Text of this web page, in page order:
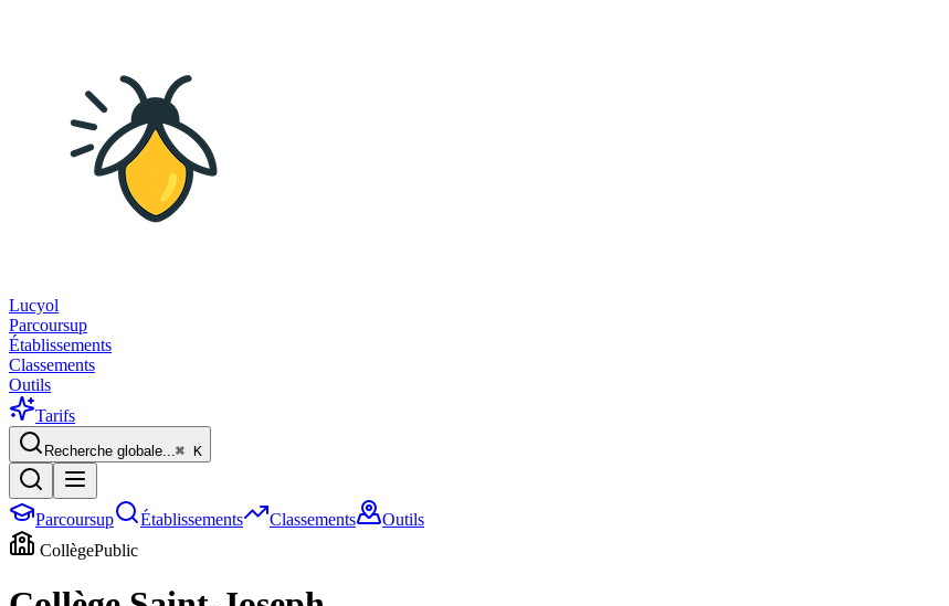
Lucyol
Parcoursup
Établissements
Classements
Outils
Tarifs
Recherche globale...⌘ K
Parcoursup Établissements Classements
Outils
CollègePublic